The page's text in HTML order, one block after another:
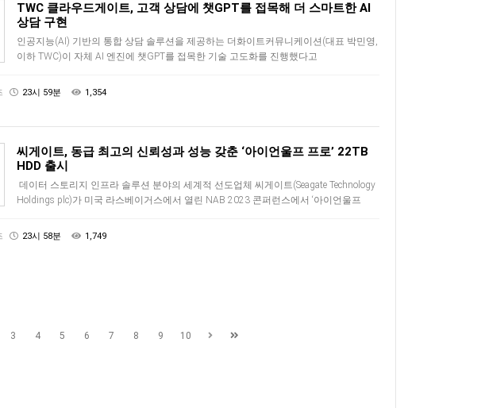
TWC 클라우드게이트, 고객 상담에 챗GPT를 접목해 더 스마트한 AI
상담 구현
인공지능(AI) 기반의 통합 상담 솔루션을 제공하는 더화이트커뮤니케이션(대표 박민영,
이하 TWC)이 자체 AI 엔진에 챗GPT를 접목한 기술 고도화를 진행했다고
상담이…
23시 59분 1,354
씨게이트, 동급 최고의 신뢰성과 성능 갖춘 ‘아이언울프 프로’ 22TB
HDD 출시
데이터 스토리지 인프라 솔루션 분야의 세계적 선도업체 씨게이트(Seagate Technology
Holdings plc)가 미국 라스베이거스에서 열린 NAB 2023 콘퍼런스에서 ‘아이언울프
23시 58분 1,749
3 4 5 6 7 8 9 10